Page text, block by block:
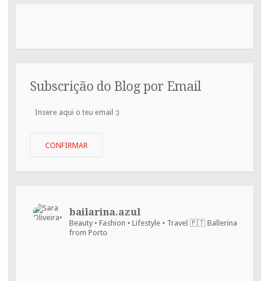
Subscrição do Blog por Email
Insere
CONFIRMAR
bailarina.azul
Beauty • Fashion • Lifestyle • Travel 🇵🇹 Ballerina
from Porto